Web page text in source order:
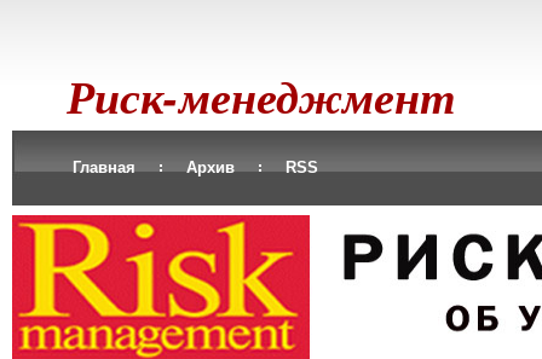
Риск-менеджмент
Главная Архив RSS